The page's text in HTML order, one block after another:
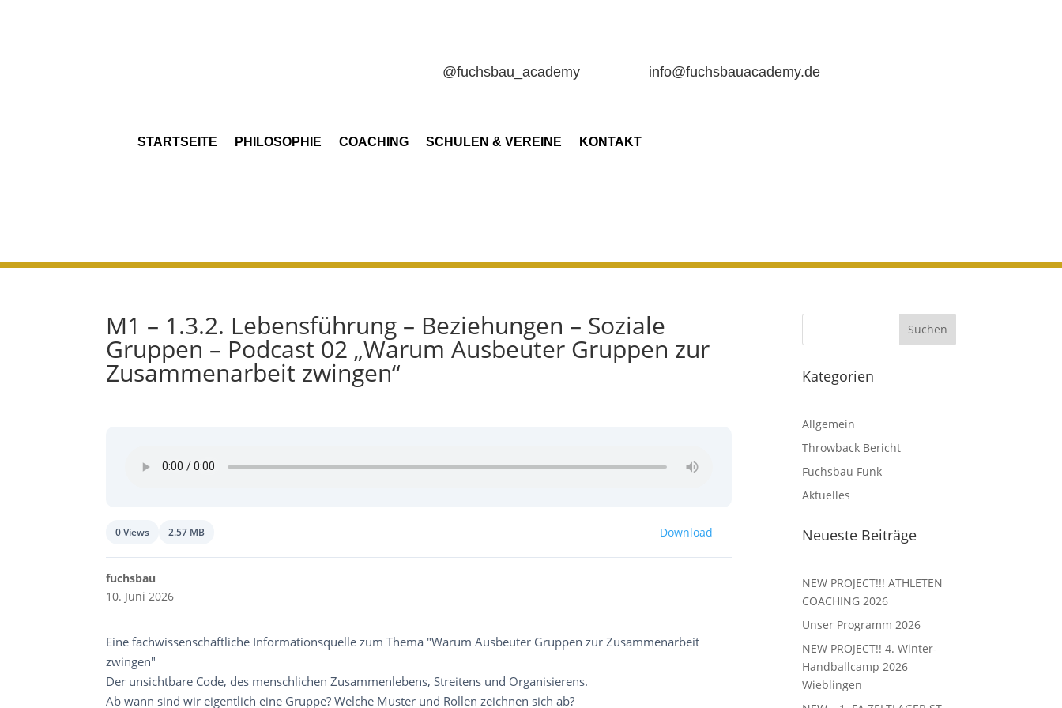
@fuchsbau_academy info@fuchsbauacademy.de
STARTSEITE PHILOSOPHIE COACHING SCHULEN & VEREINE KONTAKT
M1 – 1.3.2. Lebensführung – Beziehungen – Soziale
Gruppen – Podcast 02 „Warum Ausbeuter Gruppen zur
Zusammenarbeit zwingen“
0 Views 2.57 MB Download
fuchsbau
10. Juni 2026
Eine fachwissenschaftliche Informationsquelle zum Thema "Warum Ausbeuter Gruppen zur Zusammenarbeit
zwingen"
Der unsichtbare Code, des menschlichen Zusammenlebens, Streitens und Organisierens.
Ab wann sind wir eigentlich eine Gruppe? Welche Muster und Rollen zeichnen sich ab?
Kategorien
Allgemein
Throwback Bericht
Fuchsbau Funk
Aktuelles
Neueste Beiträge
NEW PROJECT!!! ATHLETEN
COACHING 2026
Unser Programm 2026
NEW PROJECT!! 4. Winter-
Handballcamp 2026
Wieblingen